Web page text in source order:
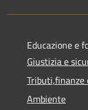
Educazione e
Giustizia e
Tributi,finanze
Ambiente